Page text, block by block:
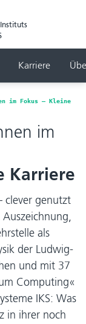
Karriere
im Fokus – Kleine
im
Karriere
clever genutzt
als
der Ludwig-
und mit 37
Computing«
IKS: Was
in ihrer noch